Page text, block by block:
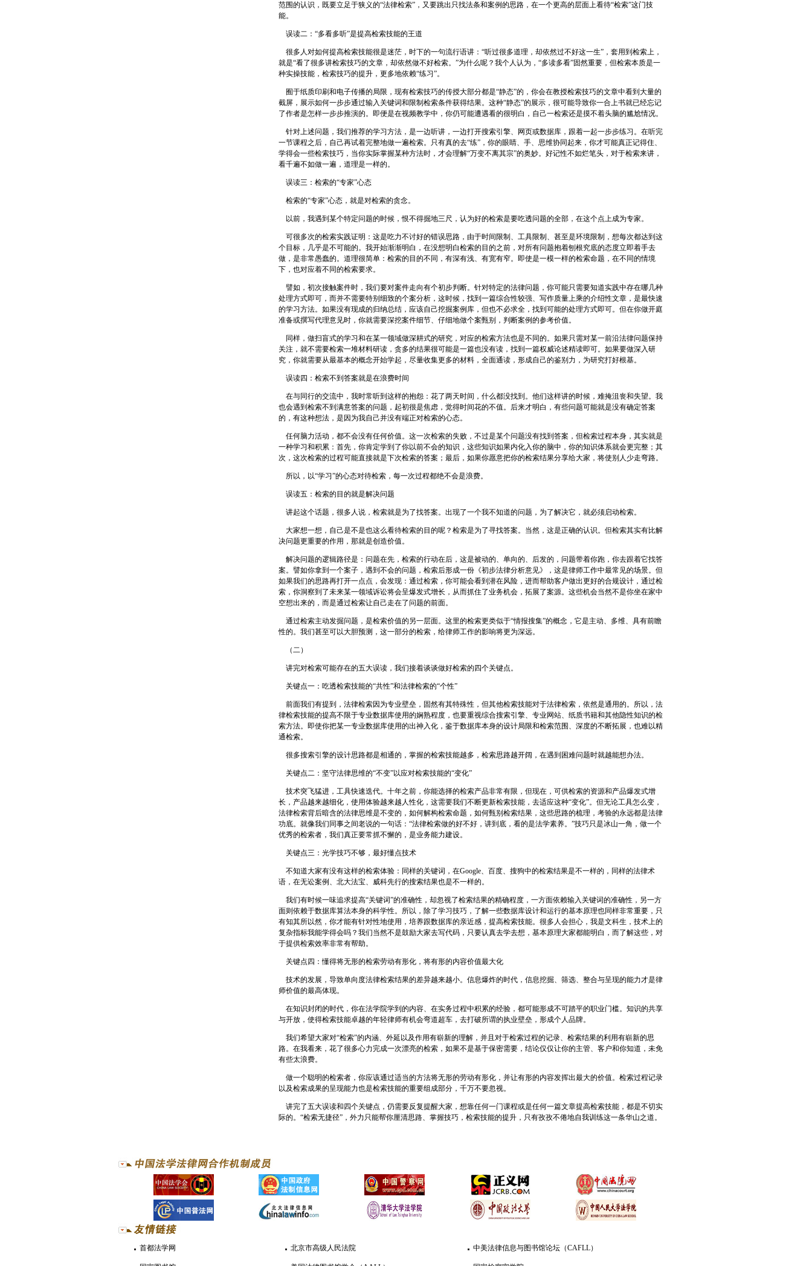
范围的认识，既要立足于狭义的“法律检索”，又要跳出只找法条和案例的思路，在一个更高的层面上看待“检索”这门技
能。
误读二：“多看多听”是提高检索技能的王道
很多人对如何提高检索技能很是迷茫，时下的一句流行语讲：“听过很多道理，却依然过不好这一生”，套用到检索上，
就是“看了很多讲检索技巧的文章，却依然做不好检索。”为什么呢？我个人认为，“多读多看”固然重要，但检索本质是一
种实操技能，检索技巧的提升，更多地依赖“练习”。
囿于纸质印刷和电子传播的局限，现有检索技巧的传授大部分都是“静态”的，你会在教授检索技巧的文章中看到大量的
截屏，展示如何一步步通过输入关键词和限制检索条件获得结果。这种“静态”的展示，很可能导致你一合上书就已经忘记
了作者是怎样一步步推演的。即便是在视频教学中，你仍可能遭遇看的很明白，自己一检索还是摸不着头脑的尴尬情况。
针对上述问题，我们推荐的学习方法，是一边听讲，一边打开搜索引擎、网页或数据库，跟着一起一步步练习。在听完
一节课程之后，自己再试着完整地做一遍检索。只有真的去“练”，你的眼睛、手、思维协同起来，你才可能真正记得住、
学得会一些检索技巧，当你实际掌握某种方法时，才会理解“万变不离其宗”的奥妙。好记性不如烂笔头，对于检索来讲，
看千遍不如做一遍，道理是一样的。
误读三：检索的“专家”心态
检索的“专家”心态，就是对检索的贪念。
以前，我遇到某个特定问题的时候，恨不得掘地三尺，认为好的检索是要吃透问题的全部，在这个点上成为专家。
可很多次的检索实践证明：这是吃力不讨好的错误思路，由于时间限制、工具限制、甚至是环境限制，想每次都达到这
个目标，几乎是不可能的。我开始渐渐明白，在没想明白检索的目的之前，对所有问题抱着刨根究底的态度立即着手去
做，是非常愚蠢的。道理很简单：检索的目的不同，有深有浅、有宽有窄。即使是一模一样的检索命题，在不同的情境
下，也对应着不同的检索要求。
譬如，初次接触案件时，我们要对案件走向有个初步判断。针对特定的法律问题，你可能只需要知道实践中存在哪几种
处理方式即可，而并不需要特别细致的个案分析，这时候，找到一篇综合性较强、写作质量上乘的介绍性文章，是最快速
的学习方法。如果没有现成的归纳总结，应该自己挖掘案例库，但也不必求全，找到可能的处理方式即可。但在你做开庭
准备或撰写代理意见时，你就需要深挖案件细节、仔细地做个案甄别，判断案例的参考价值。
同样，做扫盲式的学习和在某一领域做深耕式的研究，对应的检索方法也是不同的。如果只需对某一前沿法律问题保持
关注，就不需要检索一堆材料研读，贪多的结果很可能是一篇也没有读，找到一篇权威论述精读即可。如果要做深入研
究，你就需要从最基本的概念开始学起，尽量收集更多的材料，全面通读，形成自己的鉴别力，为研究打好根基。
误读四：检索不到答案就是在浪费时间
在与同行的交流中，我时常听到这样的抱怨：花了两天时间，什么都没找到。他们这样讲的时候，难掩沮丧和失望。我
也会遇到检索不到满意答案的问题，起初很是焦虑，觉得时间花的不值。后来才明白，有些问题可能就是没有确定答案
的，有这种想法，是因为我自己并没有端正对检索的心态。
任何脑力活动，都不会没有任何价值。这一次检索的失败，不过是某个问题没有找到答案，但检索过程本身，其实就是
一种学习和积累：首先，你肯定学到了你以前不会的知识，这些知识如果内化入你的脑中，你的知识体系就会更完整；其
次，这次检索的过程可能直接就是下次检索的答案；最后，如果你愿意把你的检索结果分享给大家，将使别人少走弯路。
所以，以“学习”的心态对待检索，每一次过程都绝不会是浪费。
误读五：检索的目的就是解决问题
讲起这个话题，很多人说，检索就是为了找答案。出现了一个我不知道的问题，为了解决它，就必须启动检索。
大家想一想，自己是不是也这么看待检索的目的呢？检索是为了寻找答案。当然，这是正确的认识。但检索其实有比解
决问题更重要的作用，那就是创造价值。
解决问题的逻辑路径是：问题在先，检索的行动在后，这是被动的、单向的、后发的，问题带着你跑，你去跟着它找答
案。譬如你拿到一个案子，遇到不会的问题，检索后形成一份《初步法律分析意见》，这是律师工作中最常见的场景。但
如果我们的思路再打开一点点，会发现：通过检索，你可能会看到潜在风险，进而帮助客户做出更好的合规设计，通过检
索，你洞察到了未来某一领域诉讼将会呈爆发式增长，从而抓住了业务机会，拓展了案源。这些机会当然不是你坐在家中
空想出来的，而是通过检索让自己走在了问题的前面。
通过检索主动发掘问题，是检索价值的另一层面。这里的检索更类似于“情报搜集”的概念，它是主动、多维、具有前瞻
性的。我们甚至可以大胆预测，这一部分的检索，给律师工作的影响将更为深远。
（二）
讲完对检索可能存在的五大误读，我们接着谈谈做好检索的四个关键点。
关键点一：吃透检索技能的“共性”和法律检索的“个性”
前面我们有提到，法律检索因为专业壁垒，固然有其特殊性，但其他检索技能对于法律检索，依然是通用的。所以，法
律检索技能的提高不限于专业数据库使用的娴熟程度，也要重视综合搜索引擎、专业网站、纸质书籍和其他隐性知识的检
索方法。即使你把某一专业数据库使用的出神入化，鉴于数据库本身的设计局限和检索范围、深度的不断拓展，也难以精
通检索。
很多搜索引擎的设计思路都是相通的，掌握的检索技能越多，检索思路越开阔，在遇到困难问题时就越能想办法。
关键点二：坚守法律思维的“不变”以应对检索技能的“变化”
技术突飞猛进，工具快速迭代。十年之前，你能选择的检索产品非常有限，但现在，可供检索的资源和产品爆发式增
长，产品越来越细化，使用体验越来越人性化，这需要我们不断更新检索技能，去适应这种“变化”。但无论工具怎么变，
法律检索背后暗含的法律思维是不变的，如何解构检索命题，如何甄别检索结果，这些思路的梳理，考验的永远都是法律
功底。就像我们同事之间老说的一句话：“法律检索做的好不好，讲到底，看的是法学素养。”技巧只是冰山一角，做一个
优秀的检索者，我们真正要常抓不懈的，是业务能力建设。
关键点三：光学技巧不够，最好懂点技术
不知道大家有没有这样的检索体验：同样的关键词，在Google、百度、搜狗中的检索结果是不一样的，同样的法律术
语，在无讼案例、北大法宝、威科先行的搜索结果也是不一样的。
我们有时候一味追求提高“关键词”的准确性，却忽视了检索结果的精确程度，一方面依赖输入关键词的准确性，另一方
面则依赖于数据库算法本身的科学性。所以，除了学习技巧，了解一些数据库设计和运行的基本原理也同样非常重要，只
有知其所以然，你才能有针对性地使用，培养跟数据库的亲近感，提高检索技能。很多人会担心，我是文科生，技术上的
复杂指标我能学得会吗？我们当然不是鼓励大家去写代码，只要认真去学去想，基本原理大家都能明白，而了解这些，对
于提供检索效率非常有帮助。
关键点四：懂得将无形的检索劳动有形化，将有形的内容价值最大化
技术的发展，导致单向度法律检索结果的差异越来越小。信息爆炸的时代，信息挖掘、筛选、整合与呈现的能力才是律
师价值的最高体现。
在知识封闭的时代，你在法学院学到的内容、在实务过程中积累的经验，都可能形成不可踏平的职业门槛。知识的共享
与开放，使得检索技能卓越的年轻律师有机会弯道超车，去打破所谓的执业壁垒，形成个人品牌。
我们希望大家对“检索”的内涵、外延以及作用有崭新的理解，并且对于检索过程的记录、检索结果的利用有崭新的思
路。在我看来，花了很多心力完成一次漂亮的检索，如果不是基于保密需要，结论仅仅让你的主管、客户和你知道，未免
有些太浪费。
做一个聪明的检索者，你应该通过适当的方法将无形的劳动有形化，并让有形的内容发挥出最大的价值。检索过程记录
以及检索成果的呈现能力也是检索技能的重要组成部分，千万不要忽视。
讲完了五大误读和四个关键点，仍需要反复提醒大家，想靠任何一门课程或是任何一篇文章提高检索技能，都是不切实
际的。“检索无捷径”，外力只能帮你厘清思路、掌握技巧，检索技能的提升，只有孜孜不倦地自我训练这一条华山之道。
首都法学网 北京市高级人民法院 中美法律信息与图书馆论坛（CAFLL）